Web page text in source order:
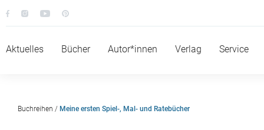
Aktuelles Bücher Autor*innen Verlag Service
Buchreihen / Meine ersten Spiel-, Mal- und Ratebücher